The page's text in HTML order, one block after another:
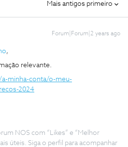
Mais antigos primeiro
Forum|Forum|2 years ago
,
relevante.
minha-conta/o-meu-
2024
NOS com “Likes” e “Melhor
úteis. Siga o perfil para acompanhar